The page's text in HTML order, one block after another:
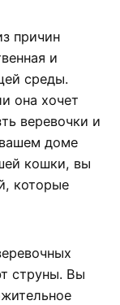
причин
и
среды.
она хочет
веревочки и
доме
кошки, вы
которые
струны. Вы